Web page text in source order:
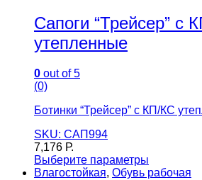
Сапоги “Трейсер” с
утепленные
0 out of 5
(0)
Ботинки “Трейсер” с КП/КС
SKU: САП994
7,176 Р.
Выберите параметры
Влагостойкая, Обувь рабочая